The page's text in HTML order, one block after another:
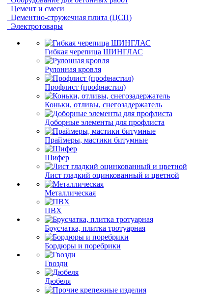
Цемент и смеси
Цементно-стружечная плита (ЦСП)
Электротовары
Гибкая черепица ШИНГЛАС
Рулонная кровля
Профлист (профнастил)
Коньки, отливы, снегозадержатель
Доборные элементы для профлиста
Праймеры, мастики битумные
Шифер
Лист гладкий оцинкованный и цветной
Металлическая
ПВХ
Брусчатка, плитка тротуарная
Бордюры и поребрики
Гвозди
Дюбеля